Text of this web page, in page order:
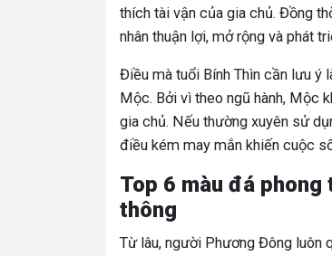
thích tài vận của gia chủ. Đồng
nhân thuận lợi, mở rộng và phát
Điều mà tuổi Bính Thìn cần lưu ý
Mộc. Bởi vì theo ngũ hành, Mộc
gia chủ. Nếu thường xuyên sử
điều kém may mắn khiến cuộc
Top 6 màu đá phong
thông
Từ lâu, người Phương Đông luôn